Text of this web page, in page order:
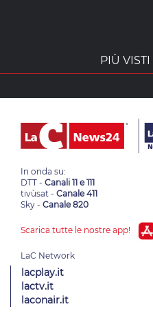
PIÙ
In onda su:
DTT - Canali 11 e 111
tivùsat - Canale 411
Sky - Canale 820
Scarica tutte le nostre app!
lacplay.it
lactv.it
laconair.it